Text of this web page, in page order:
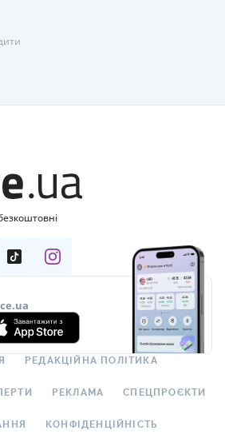
РЕДАКЦІЙНА ПОЛІТИКА
РЕКЛАМА СПЕЦПРОЄКТИ
КОНФІДЕНЦІЙНІСТЬ